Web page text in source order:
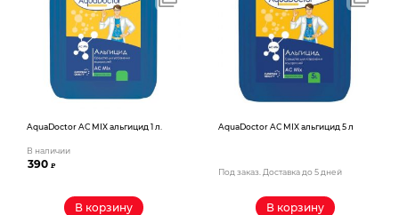
AquaDoctor AС MIX альгицид 1 л.
В наличии
390₽
В корзину
AquaDoctor AС MIX альгицид 5 л
Под заказ. Доставка до 5 дней
В корзину